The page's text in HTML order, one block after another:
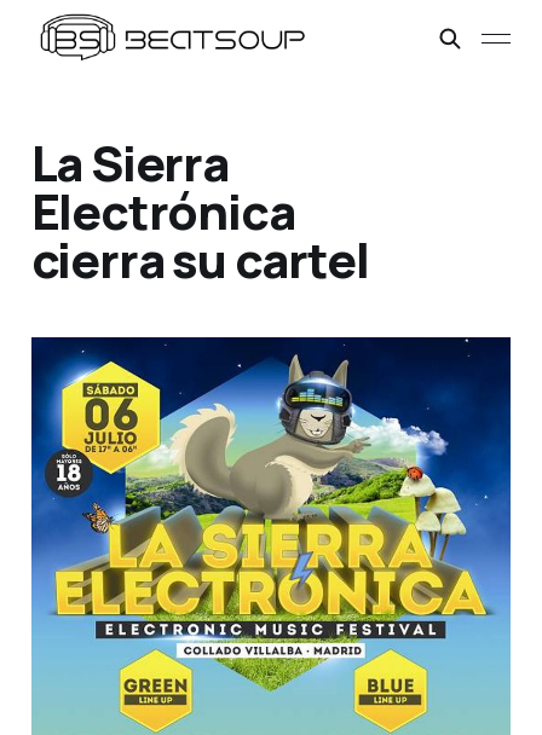
La Sierra
Electrónica
cierra su cartel